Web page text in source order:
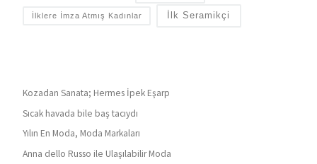
İlklere İmza Atmış Kadınlar İlk Seramikçi
Kozadan Sanata; Hermes İpek Eşarp
Sıcak havada bile baş tacıydı
Yılın En Moda, Moda Markaları
Anna dello Russo ile Ulaşılabilir Moda